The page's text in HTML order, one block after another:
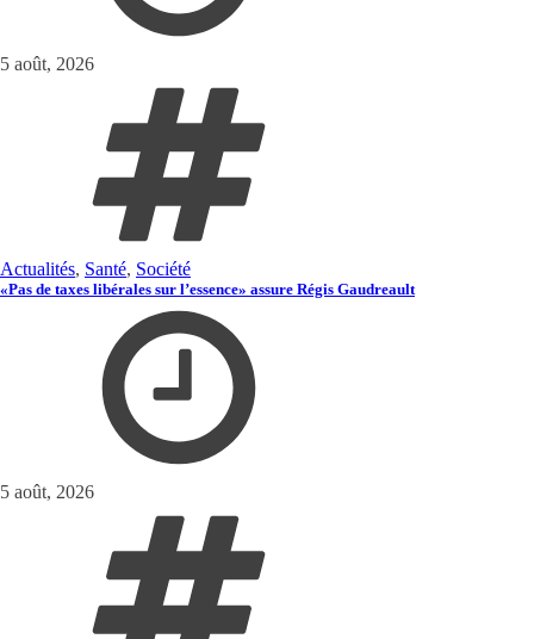
5 août, 2026
Actualités, Santé, Société
«Pas de taxes libérales sur l’essence» assure Régis Gaudreault
5 août, 2026